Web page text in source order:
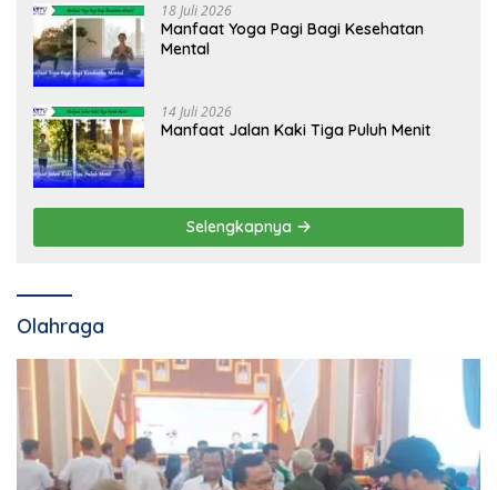
18 Juli 2026
Manfaat Yoga Pagi Bagi Kesehatan
Mental
14 Juli 2026
Manfaat Jalan Kaki Tiga Puluh Menit
Selengkapnya
Olahraga